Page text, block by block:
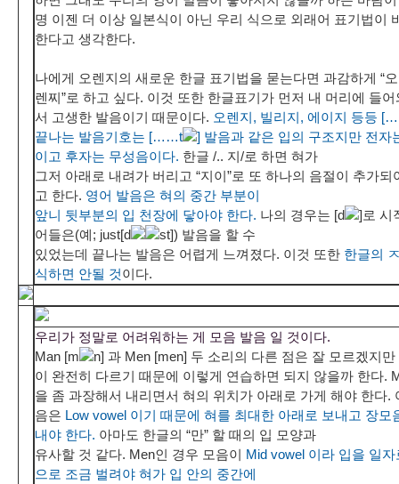
명 이젠 더 이상 일본식이 아닌 우리 식으로 외래어 표기법이
한다고 생각한다.
나에게 오렌지의 새로운 한글 표기법을 묻는다면 과감하게 “
렌찌”로 하고 싶다. 이것 또한 한글표기가 먼저 내 머리에 들
서 고생한 발음이기 때문이다. 오렌지, 빌리지, 에이지 등등
끝나는 발음기호는 [……t
] 발음과 같은 입의 구조지만 전자
이고 후자는 무성음이다. 한글 /.. 지/로 하면 혀가
그저 아래로 내려가 버리고 “지이”로 또 하나의 음절이 추가되
고 한다. 영어 발음은 혀의 중간 부분이
앞니 뒷부분의 입 천장에 닿아야 한다. 나의 경우는 [d
]로 시
어들은(예; just[d
st]) 발음을 할 수
있었는데 끝나는 발음은 어렵게 느껴졌다. 이것 또한 한글의
식하면 안될 것이다.
우리가 정말로 어려워하는 게 모음 발음 일 것이다.
Man [m
n] 과 Men [men] 두 소리의 다른 점은 잘 모르겠지만
이 완전히 다르기 때문에 이렇게 연습하면 되지 않을까 한다.
을 좀 과장해서 내리면서 혀의 위치가 아래로 가게 해야 한다.
음은 Low vowel 이기 때문에 혀를 최대한 아래로 보내고 장모
내야 한다. 아마도 한글의 “만” 할 때의 입 모양과
유사할 것 같다. Men인 경우 모음이 Mid vowel 이라 입을 일자
으로 조금 벌려야 혀가 입 안의 중간에